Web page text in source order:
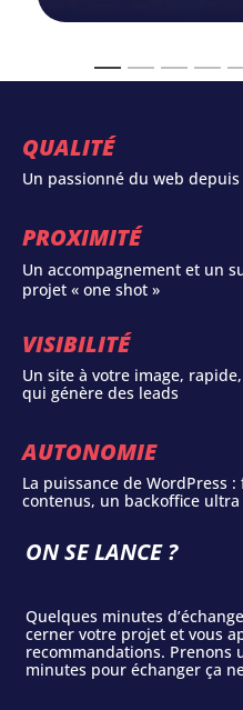
QUALITÉ
Un passionné du web
PROXIMITÉ
Un accompagnement et un
projet « one shot »
VISIBILITÉ
Un site à votre image,
qui génère des leads
AUTONOMIE
La puissance de WordPress
contenus, un backoffice
ON SE LANCE ?
Quelques minutes
cerner votre projet et vous
recommandations. Prenons
minutes pour échanger ça